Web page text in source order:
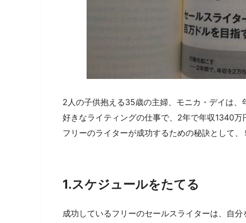
2人の子供抱える35歳の主婦、モニカ・デイは、
好きなライティングの仕事で、2年で年収1340万
フリーのライターが成功するための秘訣として、
1.スケジュールをたてる
成功しているフリーのセールスライターは、自